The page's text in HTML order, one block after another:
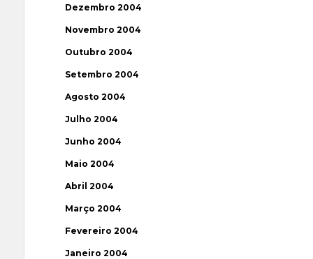
Dezembro 2004
Novembro 2004
Outubro 2004
Setembro 2004
Agosto 2004
Julho 2004
Junho 2004
Maio 2004
Abril 2004
Março 2004
Fevereiro 2004
Janeiro 2004